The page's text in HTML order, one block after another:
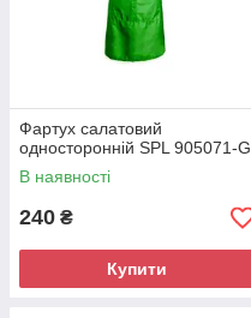
Фартух салатовий
односторонній SPL 905071-G
В наявності
240 ₴
Купити